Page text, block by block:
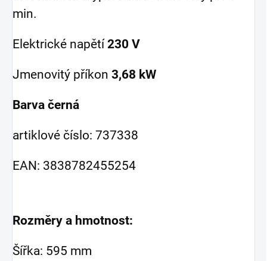
min.
Elektrické napětí230 V
Jmenovitý příkon 3,68 kW
Barva černá
artiklové číslo: 737338
EAN: 3838782455254
Rozměry a hmotnost:
Šířka: 595 mm